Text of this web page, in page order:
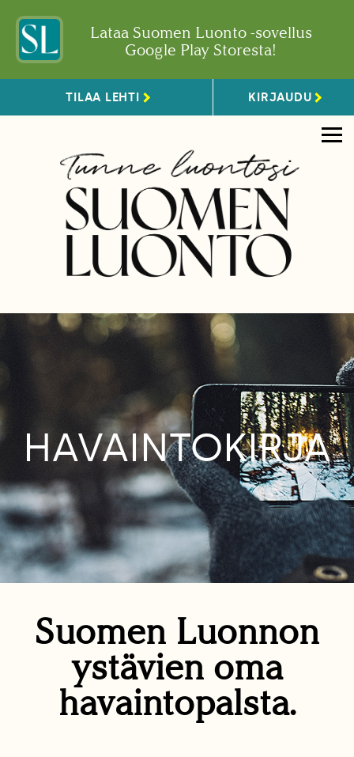
Lataa Suomen Luonto -sovellus
Google Play Storesta!
TILAA LEHTI KIRJAUDU
HAVAINTOKIRJA
Suomen Luonnon
ystävien oma
havaintopalsta.